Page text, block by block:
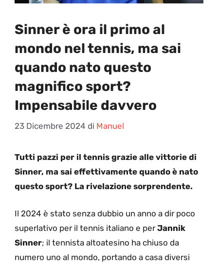
Sinner è ora il primo al
mondo nel tennis, ma sai
quando nato questo
magnifico sport?
Impensabile davvero
23 Dicembre 2024 di Manuel
Tutti pazzi per il tennis grazie alle vittorie di
Sinner, ma sai effettivamente quando è nato
questo sport? La rivelazione sorprendente.
Il 2024 è stato senza dubbio un anno a dir poco
superlativo per il tennis italiano e perJannik
Sinner; il tennista altoatesino ha chiuso da
numero uno al mondo, portando a casa diversi